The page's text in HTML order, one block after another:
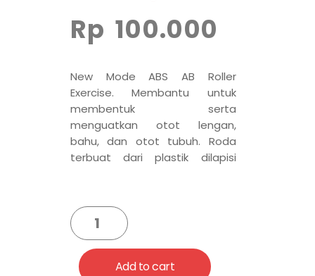
Rp 100.000
New Mode ABS AB Roller
Exercise. Membantu untuk
membentuk serta
menguatkan otot lengan,
bahu, dan otot tubuh. Roda
terbuat dari plastik dilapisi
dan dilapisi busa. Ideal untuk
latihan di rumah, kantor, atau
saat Jalan Jalan (Traveling).
Add to cart